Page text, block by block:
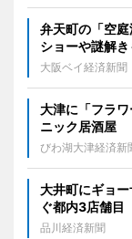
弁天町の「空
ショーや謎解き
大阪ベイ経済新聞
大津に「フラ
ニック居酒屋
びわ湖大津経済新
大井町にギョ
ぐ都内3店舗目
品川経済新聞